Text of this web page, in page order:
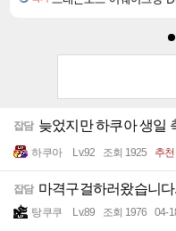
잡담 늦었지만 하쿠아 생일
하쿠아 Lv.92 조회 1925 추천
잡담 마격구걸하러왔습니
탕쿠쿠 Lv.89 조회 1976 04-